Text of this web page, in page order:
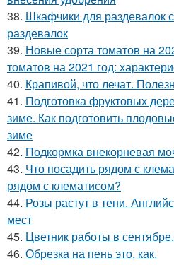
38. Шкафчики для раздевалок
раздевалок
39. Новые сорта томатов на
томатов на 2021 год:
40. Крапивой, что лечат.
41. Подготовка фруктовых
зиме. Как подготовить
зиме
42. Подкормка внекорневая
43. Что посадить рядом с
рядом с клематисом?
44. Розы растут в тени.
мест
45. Цветник работы в
46. Обрезка на пень это, как.